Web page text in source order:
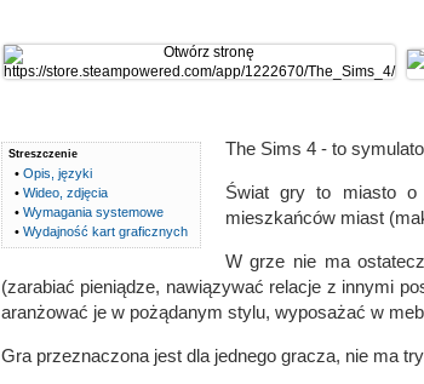
Streszczenie
• Opis, języki
• Wideo, zdjęcia
• Wymagania systemowe
• Wydajność kart graficznych
The Sims 4 - to
Świat gry to miasto o
mieszkańców miast
W grze nie ma
(zarabiać pieniądze, nawiązywać relacje z innymi
aranżować je w pożądanym stylu, wyposażać w
Gra przeznaczona jest dla jednego gracza, nie ma